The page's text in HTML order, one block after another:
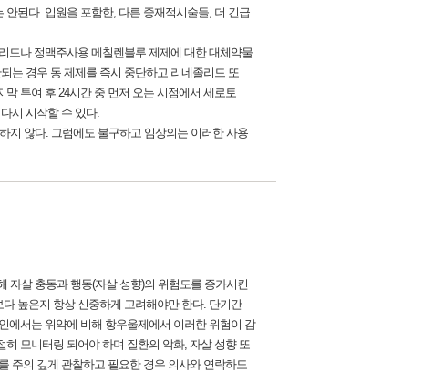
된다. 입원을 포함한, 다른 중재적시술들, 더 긴급
드나 정맥주사용 메칠렌블루 제제에 대한 대체약물
는 경우 동 제제를 즉시 중단하고 리네졸리드 또
투여 후 24시간 중 먼저 오는 시점에서 세로토
시 시작할 수 있다.
지 않다. 그럼에도 불구하고 임상의는 이러한 사용
자살 충동과 행동(자살 성향)의 위험도를 증가시킨
높은지 항상 신중하게 고려해야만 한다. 단기간
에서는 위약에 비해 항우울제에서 이러한 위험이 감
모니터링 되어야 하며 질환의 악화, 자살 성향 또
주의 깊게 관찰하고 필요한 경우 의사와 연락하도